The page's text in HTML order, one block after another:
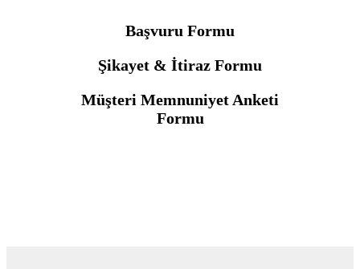
Başvuru Formu
Şikayet & İtiraz Formu
Müşteri Memnuniyet Anketi
Formu